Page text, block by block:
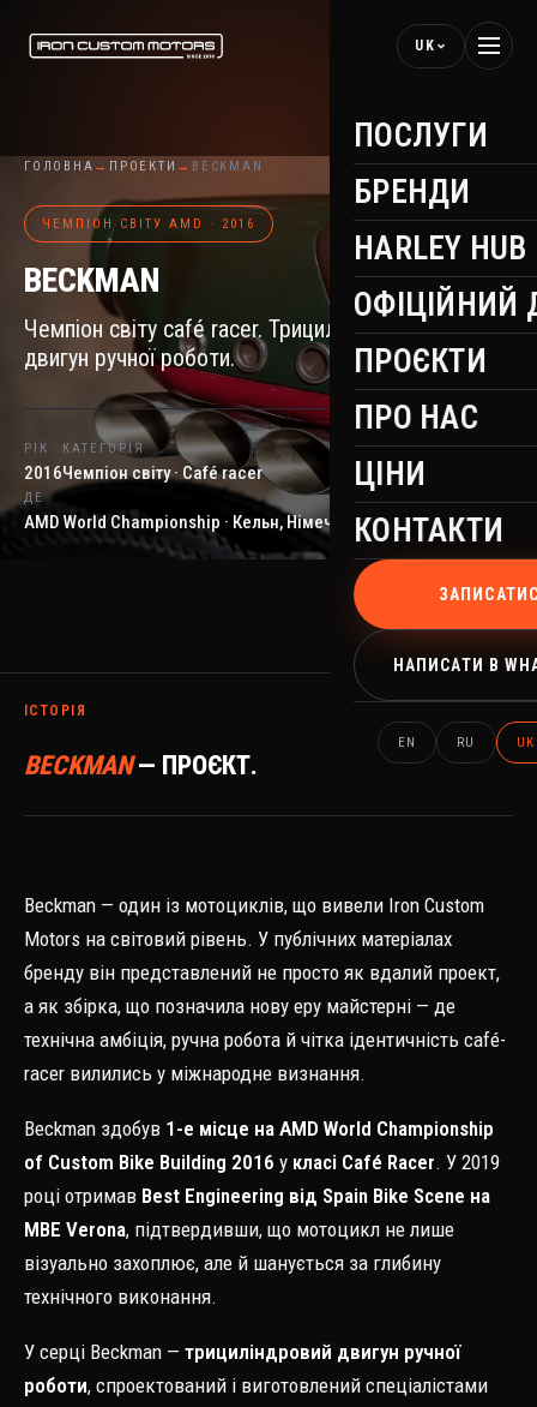
UK
ПОСЛУГИ
БРЕНДИ
HARLEY HUB
ОФІЦІЙНИЙ
ПРОЄКТИ
ПРО НАС
ЦІНИ
КОНТАКТИ
НАПИСАТИ В
EN RU UK
ГОЛОВНА → ПРОЕКТИ → BECKMAN
ЧЕМПІОН СВІТУ AMD · 2016
BECKMAN
Чемпіон світу café racer. Трициліндровий
двигун ручної роботи.
РІК
2016
КАТЕГОРІЯ
Чемпіон світу · Café racer
ДЕ
AMD World Championship · Кельн, Німеччина
ІСТОРІЯ
BECKMAN— ПРОЄКТ.
Beckman — один із мотоциклів, що вивели Iron Custom
Motors на світовий рівень. У публічних матеріалах
бренду він представлений не просто як вдалий проект,
а як збірка, що позначила нову еру майстерні — де
технічна амбіція, ручна робота й чітка ідентичність café-
racer вилились у міжнародне визнання.
Beckman здобув 1-е місце на AMD World Championship
of Custom Bike Building 2016 у класі Café Racer. У 2019
році отримав Best Engineering від Spain Bike Scene на
MBE Verona, підтвердивши, що мотоцикл не лише
візуально захоплює, але й шанується за глибину
технічного виконання.
У серці Beckman — трициліндровий двигун ручної
роботи, спроектований і виготовлений спеціалістами